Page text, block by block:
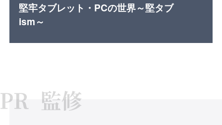
堅牢タブレット・PCの世界～堅タブ
ism～
監修